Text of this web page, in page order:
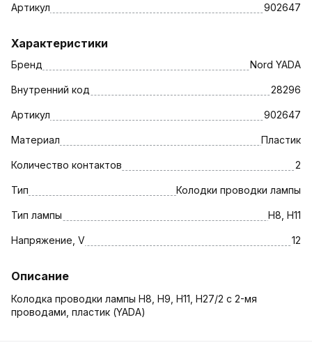
Артикул 902647
Характеристики
Бренд Nord YADA
Внутренний код 28296
Артикул 902647
Материал Пластик
Количество контактов 2
Тип Колодки проводки лампы
Тип лампы H8, H11
Напряжение, V 12
Описание
Колодка проводки лампы H8, H9, H11, H27/2 с 2-мя
проводами, пластик (YADA)